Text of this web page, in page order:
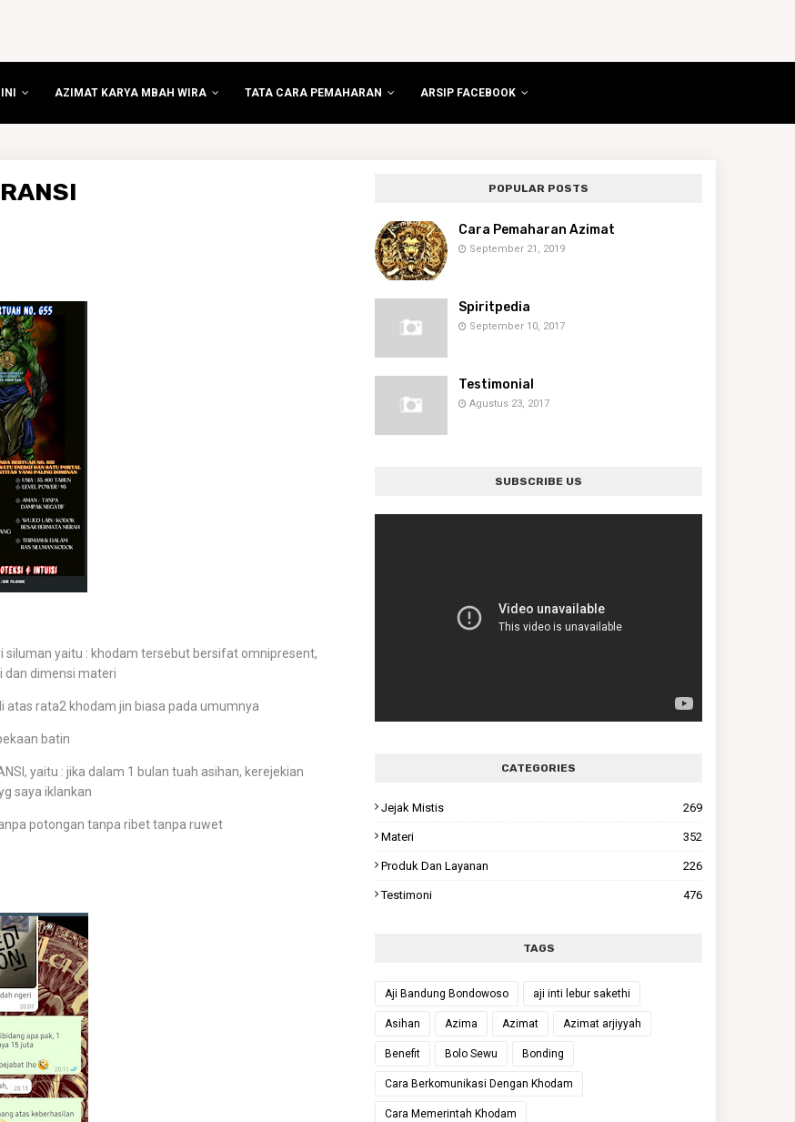
AZIMAT KARYA MBAH WIRA TATA CARA PEMAHARAN ARSIP FACEBOOK
yaitu : khodam tersebut bersifat omnipresent,
dan dimensi materi
rata2 khodam jin biasa pada umumnya
batin
yaitu : jika dalam 1 bulan tuah asihan, kerejekian
saya iklankan
potongan tanpa ribet tanpa ruwet
POPULAR POSTS
Cara Pemaharan Azimat
September 21, 2019
Spiritpedia
September 10, 2017
Testimonial
Agustus 23, 2017
SUBSCRIBE US
CATEGORIES
Jejak Mistis 269
Materi 352
Produk Dan Layanan 226
Testimoni 476
TAGS
Aji Bandung Bondowoso aji inti lebur sakethi
Asihan Azima Azimat Azimat arjiyyah
Benefit Bolo Sewu Bonding
Cara Berkomunikasi Dengan Khodam
Cara Memerintah Khodam